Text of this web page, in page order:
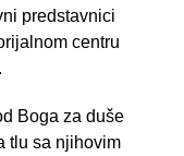
predstavnici
centru
Boga za duše
tlu sa njihovim